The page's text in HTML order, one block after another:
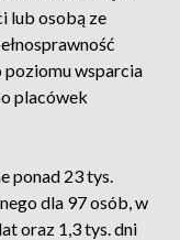
lub osobą ze
poziomu wsparcia
placówek
ponad 23 tys.
dla 97 osób, w
oraz 1,3 tys. dni